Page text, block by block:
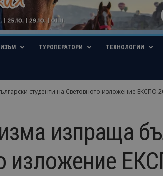
ТУРОПЕРАТОРИ ТЕХНОЛОГИИ
студенти на Световното изложение ЕКСПО
изпраща
изложение